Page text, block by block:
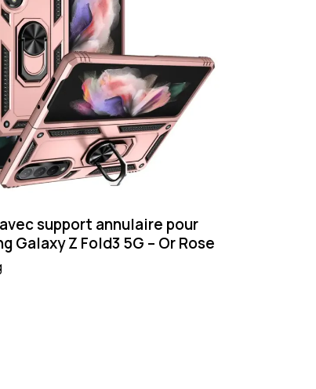
support annulaire pour
Galaxy Z Fold3 5G – Or Rose